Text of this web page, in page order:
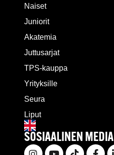
Naiset
Juniorit
Akatemia
Juttusarjat
TPS-kauppa
Yrityksille
Seura
Liput
SOSIAALINEN MEDIA